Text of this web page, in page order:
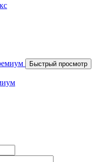
Быстрый просмотр